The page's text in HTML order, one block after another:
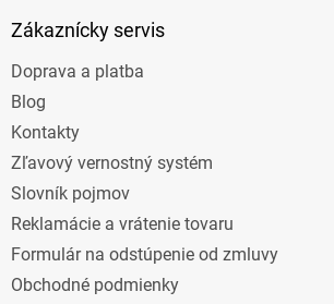
Zákaznícky servis
Doprava a platba
Blog
Kontakty
Zľavový vernostný systém
Slovník pojmov
Reklamácie a vrátenie tovaru
Formulár na odstúpenie od zmluvy
Obchodné podmienky